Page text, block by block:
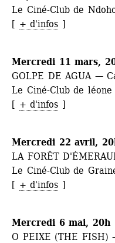
Le Ciné-Club de
[ + d'infos ]
Mercredi 11 mars,
GOLPE DE AGUA —
Le Ciné-Club de
[ + d'infos ]
Mercredi 22 avril,
LA FORÊT
Le Ciné-Club de
[ + d'infos ]
Mercredi 6 mai, 20h
O PEIXE (THE FISH)